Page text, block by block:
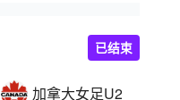
加拿大女足U20
已结束